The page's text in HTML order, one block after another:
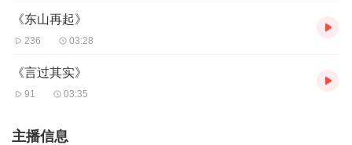
《东山再起》
236 03:28
《言过其实》
91 03:35
主播信息